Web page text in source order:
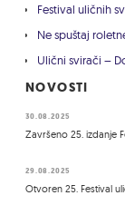
Festival uličnih
Ne spuštaj
Ulični svirači –
NOVOSTI
30.08.2025
Završeno 25. izdanje
29.08.2025
Otvoren 25. Festival